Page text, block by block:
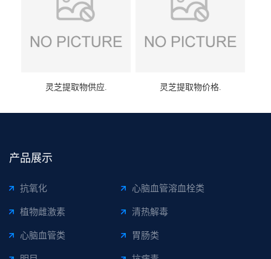
灵芝提取物供应. 灵芝提取物价格.
产品展示
抗氧化 心脑血管溶血栓类
植物雌激素 清热解毒
心脑血管类 胃肠类